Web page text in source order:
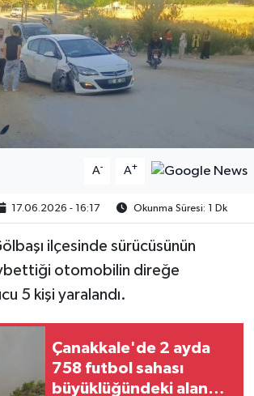
A- A+
17.06.2026 - 16:17 Okunma Süresi: 1 Dk
ilçesinde sürücüsünün
otomobilin direğe
5 kişi yaralandı.
Çanakkale'de 2 ayda
758 futbol sahası
büyüklüğündeki alan